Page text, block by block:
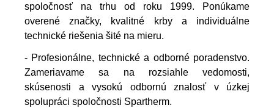
spoločnosť na trhu od roku 1999. Ponúkame
overené značky, kvalitné krby a individuálne
technické riešenia šité na mieru.
- Profesionálne, technické a odborné poradenstvo.
Zameriavame sa na rozsiahle vedomosti,
skúsenosti a vysokú odbornú znalosť v úzkej
spolupráci spoločnosti Spartherm.